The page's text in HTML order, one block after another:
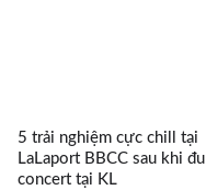
5 trải nghiệm cực chill tại
LaLaport BBCC sau khi đu
concert tại KL